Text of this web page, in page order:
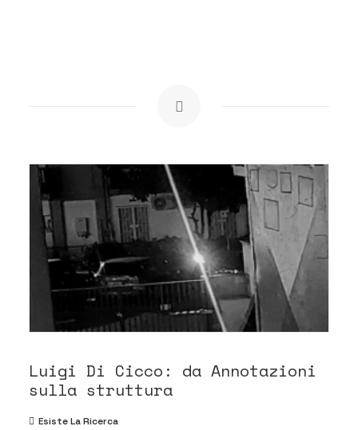
Luigi Di Cicco: da Annotazioni
sulla struttura
Esiste La Ricerca